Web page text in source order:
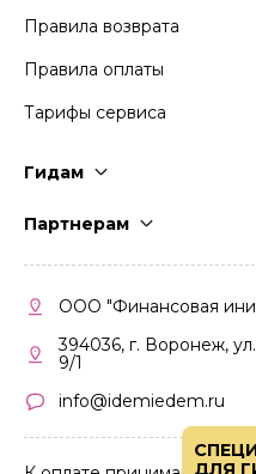
Правила возврата
Правила оплаты
Тарифы сервиса
Гидам
Партнерам
Кабинет партнера
Правила участия
ООО "Финансовая
394036, г. Воронеж,
9/1
info@idemiedem.ru